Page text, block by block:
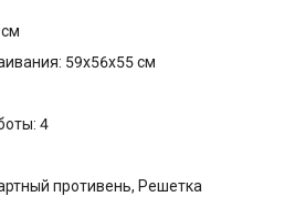
59x56x55 см
4
противень, Решетка